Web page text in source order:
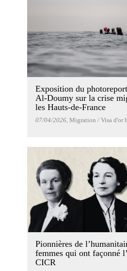
Exposition du
Al-Doumy sur la crise
les Hauts-de-France
07/04/2026, Migration / Visa d'or
Pionnières de
femmes qui ont façonné
CICR